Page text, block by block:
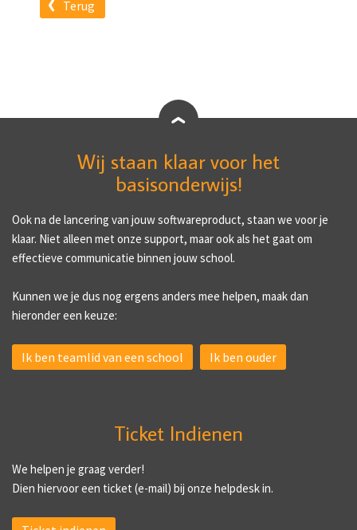
Terug
Wij staan klaar voor het
basisonderwijs!
Ook na de lancering van jouw softwareproduct, staan we voor je
klaar. Niet alleen met onze support, maar ook als het gaat om
effectieve communicatie binnen jouw school.
Kunnen we je dus nog ergens anders mee helpen, maak dan
hieronder een keuze:
Ik ben teamlid van een school Ik ben ouder
Ticket Indienen
We helpen je graag verder!
Dien hiervoor een ticket (e-mail) bij onze helpdesk in.